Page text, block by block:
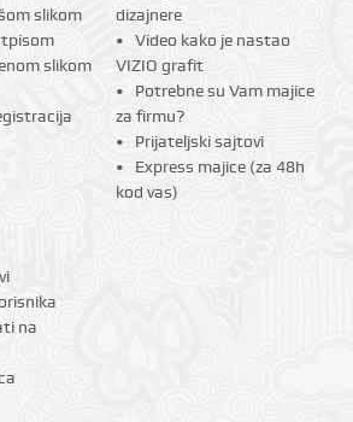
slikom
slikom
dizajnere
Video kako je nastao
VIZIO grafit
Potrebne su Vam majice
za firmu?
Prijateljski sajtovi
Express majice (za 48h
kod vas)
na